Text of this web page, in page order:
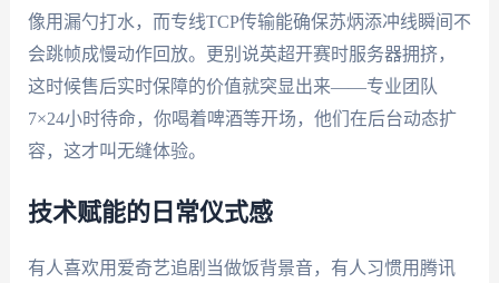
像用漏勺打水，而专线TCP传输能确保苏炳添冲线瞬间不
会跳帧成慢动作回放。更别说英超开赛时服务器拥挤，
这时候售后实时保障的价值就突显出来——专业团队
7×24小时待命，你喝着啤酒等开场，他们在后台动态扩
容，这才叫无缝体验。
技术赋能的日常仪式感
有人喜欢用爱奇艺追剧当做饭背景音，有人习惯用腾讯